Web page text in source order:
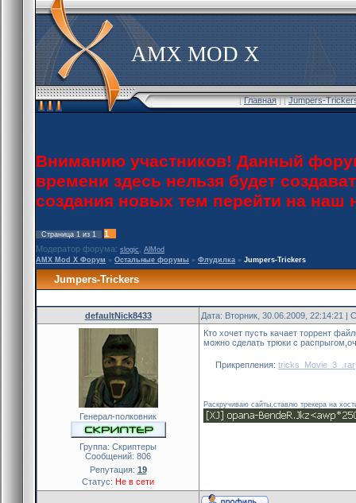
AMX MOD X
[Главная] [Jumpers-
Вниманию участников! Данный
времени здесь нельзя будет
создания новых тем перейти на
Страница 1 из 1
1
Модератор форума: slogic
AlMod
AMX Mod X Форум » Остальные форумы » Флудилка » Jumpers-Trickers
Jumpers-Trickers
defaultNick8433 Дата: Вторник, 30.06.2009, 22:14:21 |
Генерал-полковник
Группа: Скриптеры
Сообщений: 806
Репутация: 19
Статус: Не в сети
Кто хочет пусть качает торрент
можно сделать трюки с
Прикрепления: tricks_Movie_3_.rar
Раскручиваю сайты,ставлю трекера на